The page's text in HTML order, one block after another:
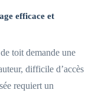
efficace et
toit demande une
difficile d’accès
requiert un